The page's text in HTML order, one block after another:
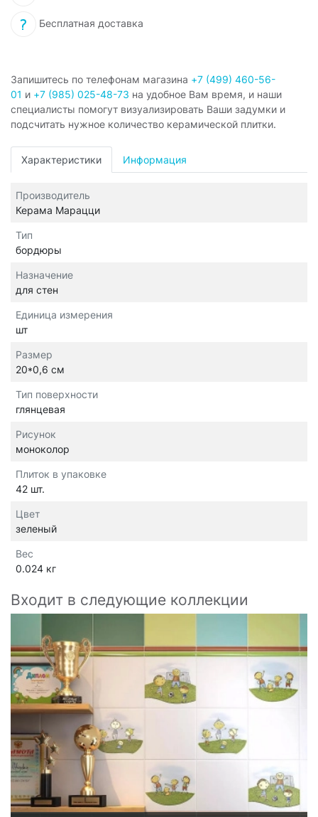
Бесплатная доставка
Запишитесь по телефонам магазина +7 (499) 460-56-
01 и +7 (985) 025-48-73 на удобное Вам время, и наши
специалисты помогут визуализировать Ваши задумки и
подсчитать нужное количество керамической плитки.
Характеристики Информация
Производитель
Керама Марацци
Тип
бордюры
Назначение
для стен
Единица измерения
шт
Размер
20*0,6 см
Тип поверхности
глянцевая
Рисунок
моноколор
Плиток в упаковке
42 шт.
Цвет
зеленый
Вес
0.024 кг
Входит в следующие коллекции